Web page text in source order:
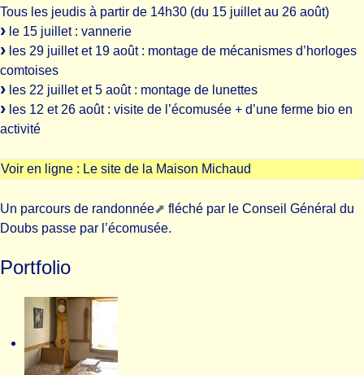
Tous les jeudis à partir de 14h30 (du 15 juillet au 26 août)
le 15 juillet : vannerie
les 29 juillet et 19 août : montage de mécanismes d’horloges
comtoises
les 22 juillet et 5 août : montage de lunettes
les 12 et 26 août : visite de l’écomusée + d’une ferme bio en
activité
Voir en ligne : Le site de la Maison Michaud
Un parcours de randonnée
fléché par le Conseil Général du
Doubs passe par l’écomusée.
Portfolio